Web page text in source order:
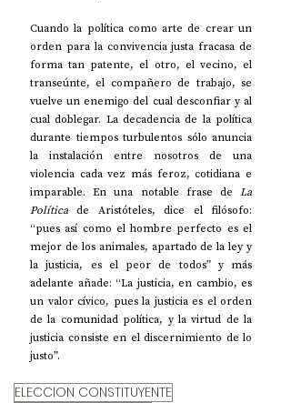
Cuando la política como arte de crear un
orden para la convivencia justa fracasa de
forma tan patente, el otro, el vecino, el
transeúnte, el compañero de trabajo, se
vuelve un enemigo del cual desconfiar y al
cual doblegar. La decadencia de la política
durante tiempos turbulentos sólo anuncia
la instalación entre nosotros de una
violencia cada vez más feroz, cotidiana e
imparable. En una notable frase de La
Política de Aristóteles, dice el filósofo:
“pues así como el hombre perfecto es el
mejor de los animales, apartado de la ley y
la justicia, es el peor de todos” y más
adelante añade: “La justicia, en cambio, es
un valor cívico, pues la justicia es el orden
de la comunidad política, y la virtud de la
justicia consiste en el discernimiento de lo
justo”.
ELECCION CONSTITUYENTE